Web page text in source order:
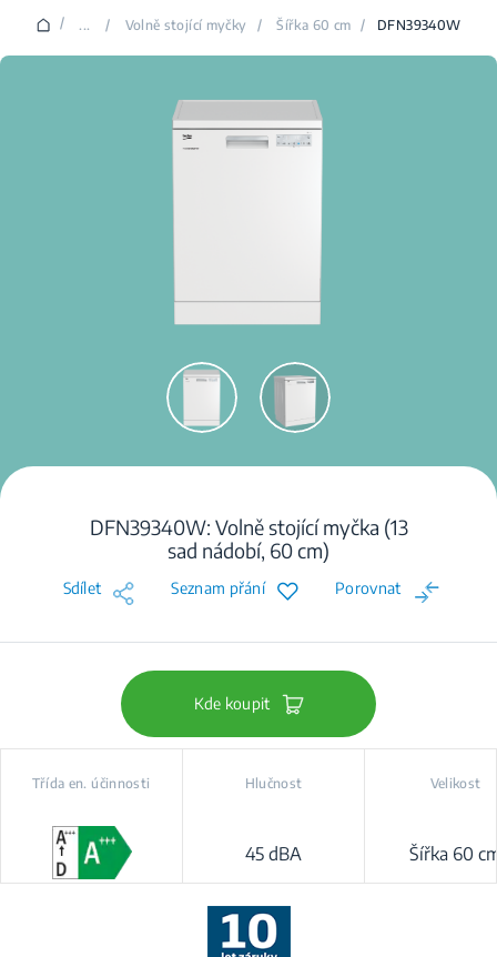
/ ... / Volně stojící myčky / Šířka 60 cm / DFN39340W
DFN39340W: Volně stojící myčka (13
sad nádobí, 60 cm)
Sdílet Seznam přání Porovnat
Kde koupit
Třída en. účinnosti Hlučnost
45 dBA
Velikost
Šířka 60